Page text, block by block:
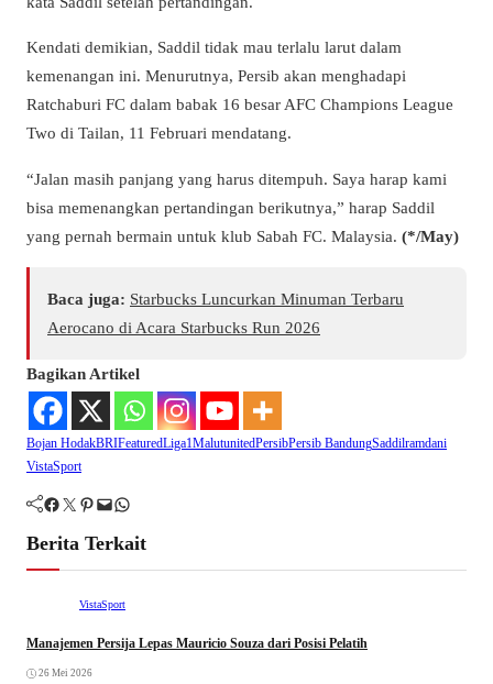
Kendati demikian, Saddil tidak mau terlalu larut dalam
kemenangan ini. Menurutnya, Persib akan menghadapi
Ratchaburi FC dalam babak 16 besar AFC Champions League
Two di Tailan, 11 Februari mendatang.
“Jalan masih panjang yang harus ditempuh. Saya harap kami
bisa memenangkan pertandingan berikutnya,” harap Saddil
yang pernah bermain untuk klub Sabah FC. Malaysia. (*/May)
Baca juga: Starbucks Luncurkan Minuman Terbaru
Aerocano di Acara Starbucks Run 2026
Bagikan Artikel
Bojan HodakBRIFeaturedLiga1MalutunitedPersibPersib BandungSaddilramdani
VistaSport
Facebook Twitter Pinterest Mail WhatsApp
Berita Terkait
VistaSport
Manajemen Persija Lepas Mauricio Souza dari Posisi Pelatih
26 Mei 2026